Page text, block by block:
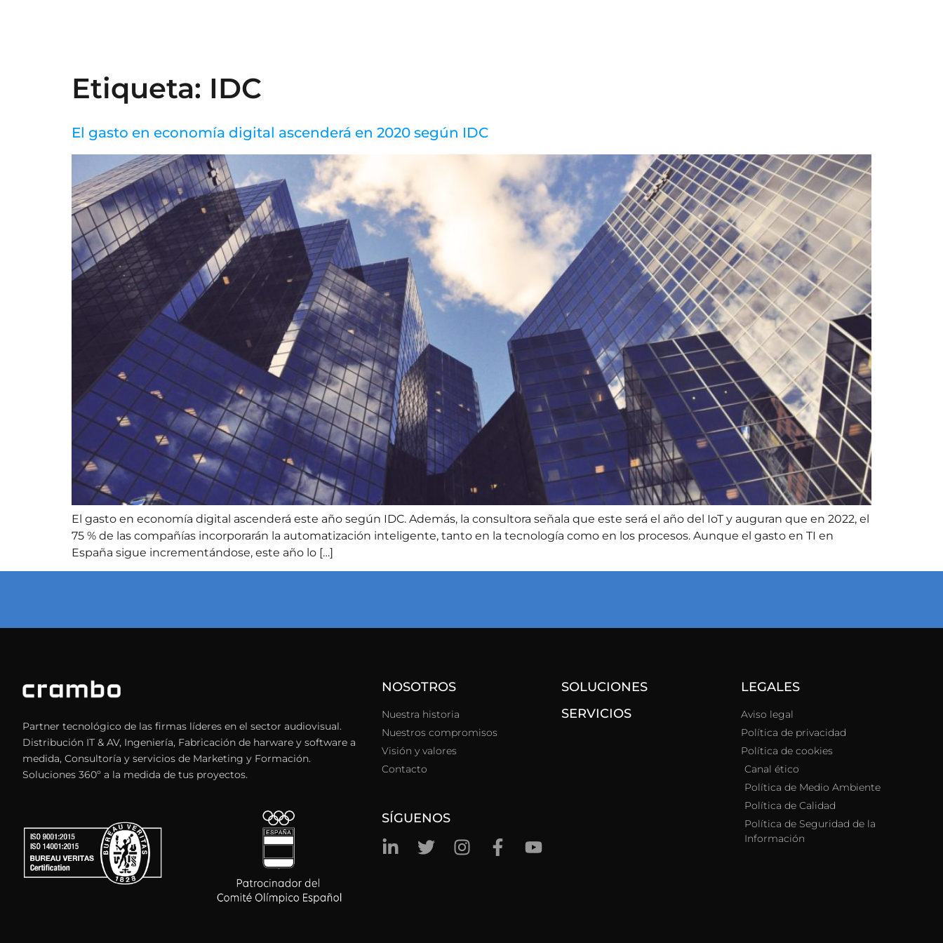
Etiqueta: IDC
El gasto en economía digital ascenderá en 2020 según IDC
El gasto en economía digital ascenderá este año según IDC. Además, la consultora señala que este será el año del IoT y auguran que en 2022, el
75 % de las compañías incorporarán la automatización inteligente, tanto en la tecnología como en los procesos. Aunque el gasto en TI en
España sigue incrementándose, este año lo […]
Partner tecnológico de las firmas líderes en el sector audiovisual.
Distribución IT & AV, Ingeniería, Fabricación de harware y software a
medida, Consultoría y servicios de Marketing y Formación.
Soluciones 360º a la medida de tus proyectos.
NOSOTROS
Nuestra historia
Nuestros compromisos
Visión y valores
Contacto
SÍGUENOS
SOLUCIONES
SERVICIOS
LEGALES
Aviso legal
Política de privacidad
Política de cookies
Canal ético
Política de Medio Ambiente
Política de Calidad
Política de Seguridad de la
Información